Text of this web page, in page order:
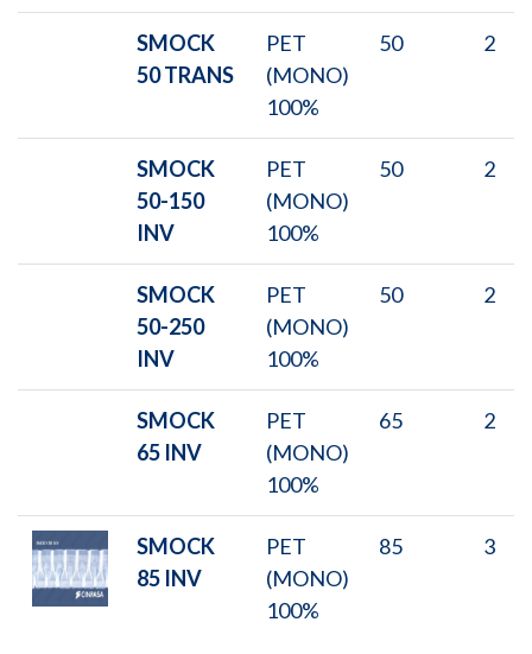
SMOCK
50 TRANS
PET
(MONO)
100%
50 2
SMOCK
50-150
INV
PET
(MONO)
100%
50 2
SMOCK
50-250
INV
PET
(MONO)
100%
50 2
SMOCK
65 INV
PET
(MONO)
100%
65 2
SMOCK
85 INV
PET
(MONO)
100%
85 3